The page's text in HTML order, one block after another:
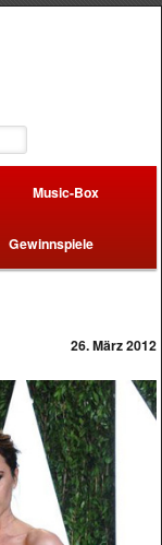
Music-Box
Gewinnspiele
26. März 2012